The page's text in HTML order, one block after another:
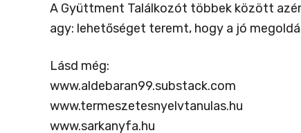
A Gyüttment Találkozót többek között
agy: lehetőséget teremt, hogy a jó
Lásd még:
www.aldebaran99.substack.com
www.termeszetesnyelvtanulas.hu
www.sarkanyfa.hu